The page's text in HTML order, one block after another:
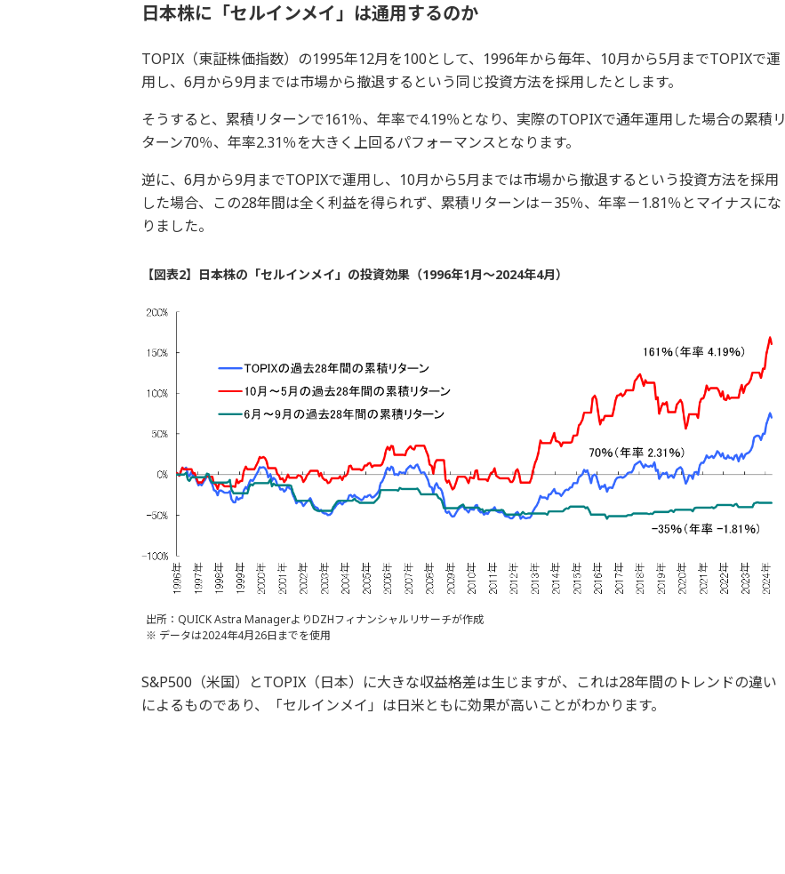
日本株に「セルインメイ」は通用するのか
TOPIX（東証株価指数）の1995年12月を100として、1996年から毎年、10月から5月までTOPIXで運
用し、6月から9月までは市場から撤退するという同じ投資方法を採用したとします。
そうすると、累積リターンで161％、年率で4.19％となり、実際のTOPIXで通年運用した場合の累積リ
ターン70％、年率2.31％を大きく上回るパフォーマンスとなります。
逆に、6月から9月までTOPIXで運用し、10月から5月までは市場から撤退するという投資方法を採用
した場合、この28年間は全く利益を得られず、累積リターンは－35％、年率－1.81％とマイナスにな
りました。
【図表2】日本株の「セルインメイ」の投資効果（1996年1月～2024年4月）
出所：QUICK Astra ManagerよりDZHフィナンシャルリサーチが作成
※ データは2024年4月26日までを使用
S&P500（米国）とTOPIX（日本）に大きな収益格差は生じますが、これは28年間のトレンドの違い
によるものであり、「セルインメイ」は日米ともに効果が高いことがわかります。